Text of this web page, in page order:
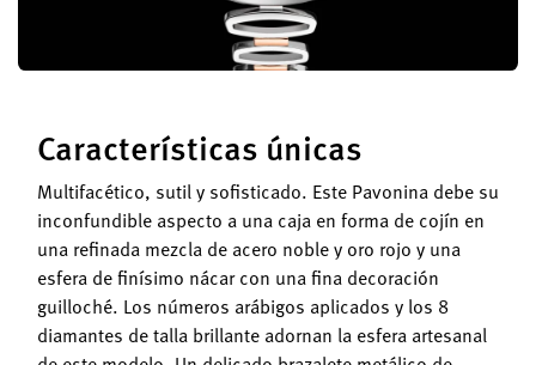
Características únicas
Multifacético, sutil y sofisticado. Este Pavonina debe su
inconfundible aspecto a una caja en forma de cojín en
una refinada mezcla de acero noble y oro rojo y una
esfera de finísimo nácar con una fina decoración
guilloché. Los números arábigos aplicados y los 8
diamantes de talla brillante adornan la esfera artesanal